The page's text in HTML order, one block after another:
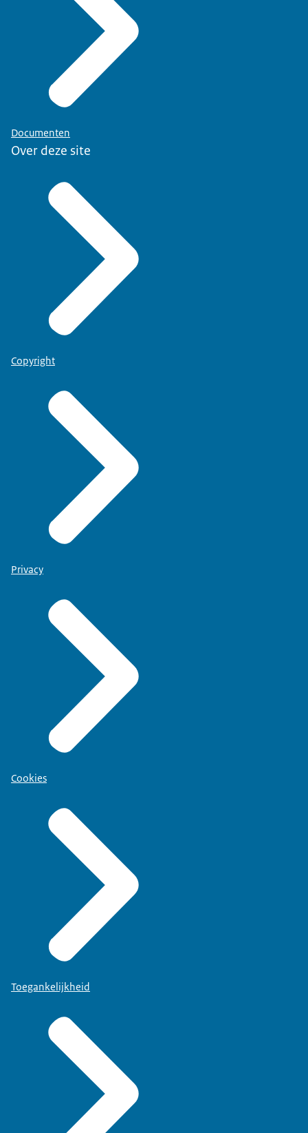
Documenten
Over deze site
Copyright
Privacy
Cookies
Toegankelijkheid